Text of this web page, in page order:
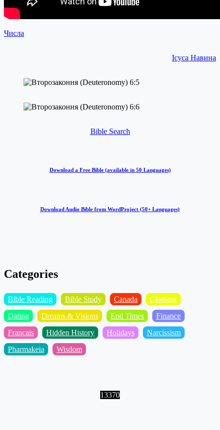
Числа
Ісуса Навина
Bible Search
Download a Free Bible (available in 50 Languages)
Download Audio Bible from WordProject (50+ Languages)
Categories
Bible Reading Bible Study Canada
Clothing
Dating
Dreams & Visions End Times
Finance
Francais
Hidden History Holidays
Narcissism
Pharmakeia
Wisdom
13370